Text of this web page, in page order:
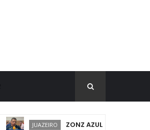
JUAZEIRO ZONZ AZUL EM JUAZEIRO: